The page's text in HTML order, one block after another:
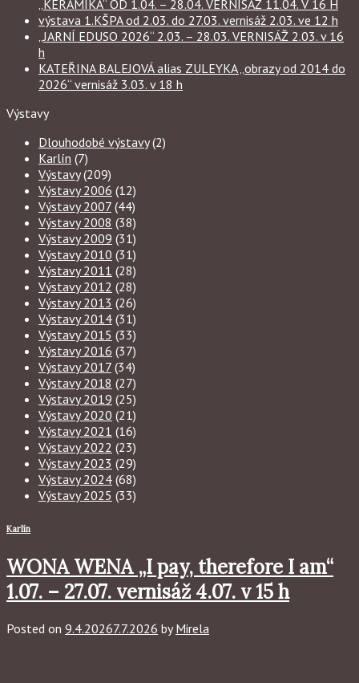
„KERAMIKA“ OD 1.04. – 28.04. VERNISAŽ 11.04. V 16 H
výstava 1.KŠPA od 2.03. do 27.03. vernisáž 2.03. ve 12 h
„JARNÍ EDUSO 2026“ 2.03. – 28.03. VERNISÁŽ 2.03. v 16
h
KATEŘINA BALEJOVÁ alias ZULEYKA „obrazy od 2014 do
2026“ vernisáž 3.03. v 18 h
Výstavy
Dlouhodobé výstavy(2)
Karlín (7)
Výstavy(209)
Výstavy 2006 (12)
Výstavy 2007 (44)
Výstavy 2008 (38)
Výstavy 2009 (31)
Výstavy 2010 (31)
Výstavy 2011 (28)
Výstavy 2012 (28)
Výstavy 2013 (26)
Výstavy 2014 (31)
Výstavy 2015 (33)
Výstavy 2016 (37)
Výstavy 2017 (34)
Výstavy 2018 (27)
Výstavy 2019 (25)
Výstavy 2020 (21)
Výstavy 2021 (16)
Výstavy 2022 (23)
Výstavy 2023 (29)
Výstavy 2024 (68)
Výstavy 2025 (33)
Karlín
WONA WENA „I pay, therefore I am“
1.07. – 27.07. vernisáž 4.07. v 15 h
Posted on 9.4.20267.7.2026 byMirela